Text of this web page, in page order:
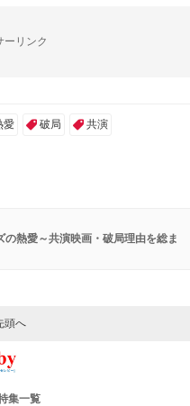
ーリンク
愛 破局 共演
熱愛～共演映画・破局理由を総ま
頭へ
集一覧